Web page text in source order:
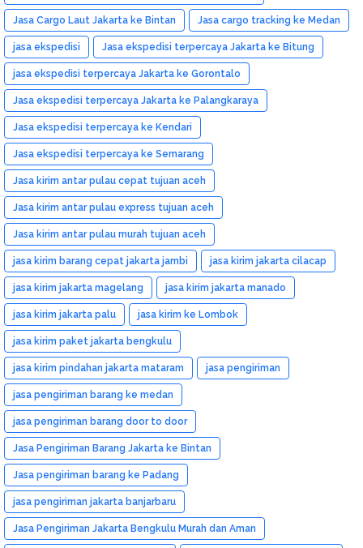
Jasa Cargo Laut Jakarta ke Bintan Jasa cargo tracking ke Medan
jasa ekspedisi Jasa ekspedisi terpercaya Jakarta ke Bitung
jasa ekspedisi terpercaya Jakarta ke Gorontalo
Jasa ekspedisi terpercaya Jakarta ke Palangkaraya
Jasa ekspedisi terpercaya ke Kendari
Jasa ekspedisi terpercaya ke Semarang
Jasa kirim antar pulau cepat tujuan aceh
Jasa kirim antar pulau express tujuan aceh
Jasa kirim antar pulau murah tujuan aceh
jasa kirim barang cepat jakarta jambi jasa kirim jakarta cilacap
jasa kirim jakarta magelang jasa kirim jakarta manado
jasa kirim jakarta palu jasa kirim ke Lombok
jasa kirim paket jakarta bengkulu
jasa kirim pindahan jakarta mataram jasa pengiriman
jasa pengiriman barang ke medan
jasa pengiriman barang door to door
Jasa Pengiriman Barang Jakarta ke Bintan
Jasa pengiriman barang ke Padang
jasa pengiriman jakarta banjarbaru
Jasa Pengiriman Jakarta Bengkulu Murah dan Aman